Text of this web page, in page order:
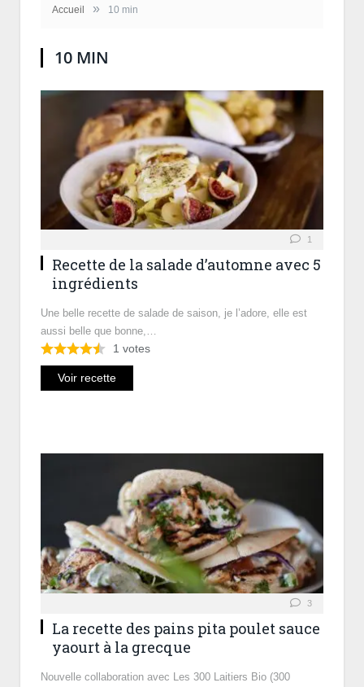
Accueil » 10 min
10 MIN
1
Recette de la salade d’automne avec 5
ingrédients
Une belle recette de salade de saison, je l’adore, elle est
aussi belle que bonne,…
1 votes
Voir recette
3
La recette des pains pita poulet sauce
yaourt à la grecque
Nouvelle collaboration avec Les 300 Laitiers Bio (300